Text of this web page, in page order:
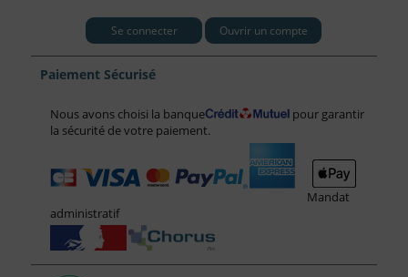
Se connecter Ouvrir un compte
Paiement Sécurisé
Nous avons choisi la banque
pour garantir
la sécurité de votre paiement.
Mandat
administratif